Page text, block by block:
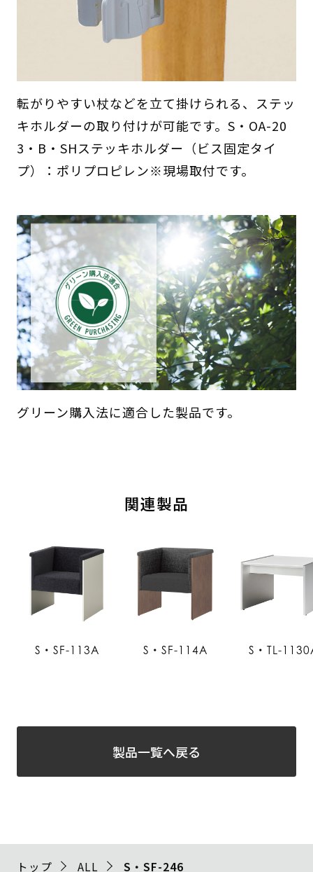
転がりやすい杖などを立て掛けられる、ステッ
キホルダーの取り付けが可能です。S・OA-20
3・B・SHステッキホルダー（ビス固定タイ
プ）：ポリプロピレン※現場取付です。
グリーン購入法に適合した製品です。
関連製品
S・SF-113A S・SF-114A S・TL-
製品一覧へ戻る
トップ ALL S・SF-246